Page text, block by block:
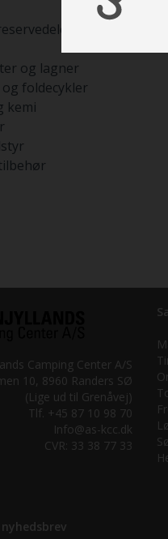
og lagner
foldecykler
kemi
Camping Center A/S
10, 8960 Randers SØ
(Lige ud til Grenåvej)
Tlf. +45 87 10 98 70
Info@as-kcc.dk
CVR: 33 38 77 33